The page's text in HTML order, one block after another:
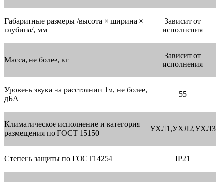
Габаритные размеры /высота × ширина ×
глубина/, мм
Зависит от
исполнения
Масса, не более, кг
Зависит от
исполнения
Уровень звука на расстоянии 1м, не более,
дБА
55
Климатическое исполнение и категория
размещения по ГОСТ 15150
УХЛ1,УХЛ2,УХЛ3
Степень защиты по ГОСТ14254 IР21